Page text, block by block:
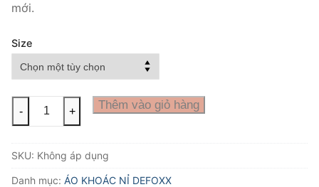
mới.
Size
KHOÁC
DEFOXX
XANH
- + Thêm vào giỏ hàng
SKU: Không áp dụng
Danh mục: ÁO KHOÁC NỈ DEFOXX